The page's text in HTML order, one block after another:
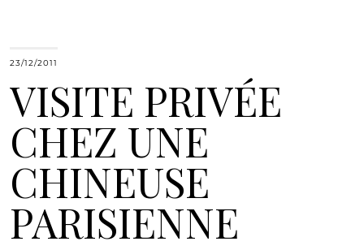
23/12/2011
VISITE PRIVÉE
CHEZ UNE
CHINEUSE
PARISIENNE